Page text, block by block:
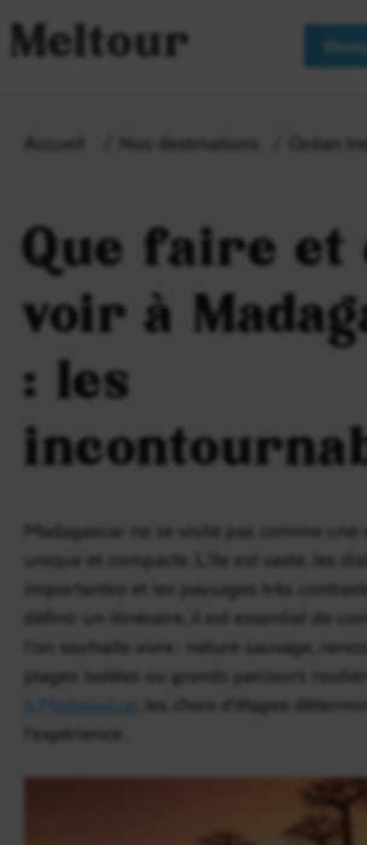
Meltour
Accueil Nos destinations Océan
Que faire et
voir à
: les
Madagascar ne se visite pas comme une
unique et compacte. L’île est vaste, les
importantes et les paysages très
définir un itinéraire, il est essentiel de
l’on souhaite vivre : nature sauvage,
plages isolées ou grands parcours
à Madagascar
, les choix d’étapes
l’expérience.